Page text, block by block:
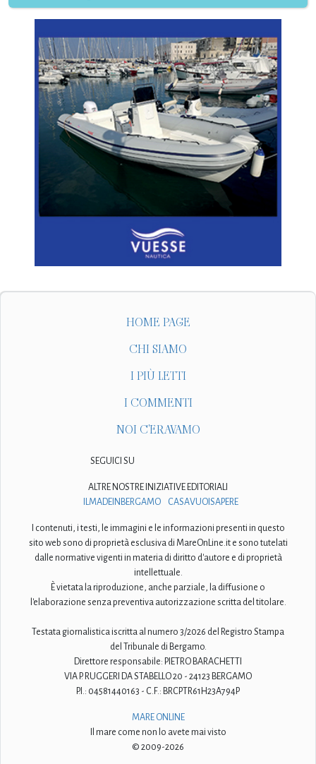
HOME PAGE
CHI SIAMO
I PIÙ LETTI
I COMMENTI
NOI C'ERAVAMO
SEGUICI SU
ALTRE NOSTRE INIZIATIVE EDITORIALI
ILMADEINBERGAMO
CASAVUOISAPERE
I contenuti, i testi, le immagini e le informazioni presenti in questo
sito web sono di proprietà esclusiva di MareOnLine.it e sono tutelati
dalle normative vigenti in materia di diritto d'autore e di proprietà
intellettuale.
È vietata la riproduzione, anche parziale, la diffusione o
l'elaborazione senza preventiva autorizzazione scritta del titolare.
Testata giornalistica iscritta al numero 3/2026 del Registro Stampa
del Tribunale di Bergamo.
Direttore responsabile: PIETRO BARACHETTI
VIA P. RUGGERI DA STABELLO 20 - 24123 BERGAMO
P.I.: 04581440163 - C.F.: BRCPTR61H23A794P
MARE ONLINE
Il mare come non lo avete mai visto
© 2009-2026